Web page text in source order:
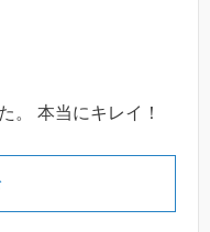
。 本当にキレイ！